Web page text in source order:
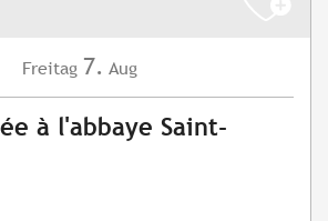
Freitag 7. Aug
à l'abbaye Saint-